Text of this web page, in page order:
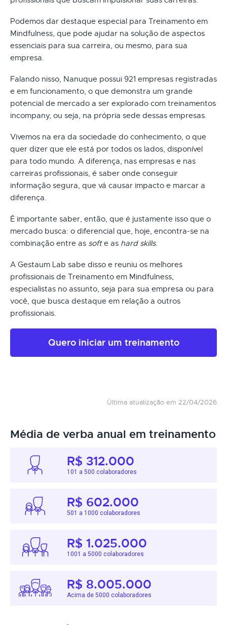
Podemos dar destaque especial para Treinamento em
Mindfulness, que pode ajudar na solução de aspectos
essenciais para sua carreira, ou mesmo, para sua
empresa.
Falando nisso, Nanuque possui 921 empresas registradas
e em funcionamento, o que demonstra um grande
potencial de mercado a ser explorado com treinamentos
incompany, ou seja, na própria sede dessas empresas.
Vivemos na era da sociedade do conhecimento, o que
quer dizer que ele está por todos os lados, disponível
para todo mundo. A diferença, nas empresas e nas
carreiras profissionais, é saber onde conseguir
informação segura, que vá causar impacto e marcar a
diferença.
É importante saber, então, que é justamente isso que o
mercado busca: o diferencial que, hoje, encontra-se na
combinação entre as softe as hard skills.
A Gestaum Lab sabe disso e reuniu os melhores
profissionais de Treinamento em Mindfulness,
especialistas no assunto, seja para sua empresa ou para
você, que busca destaque em relação a outros
profissionais.
Quero iniciar um treinamento
Última atualização em 22/04/2026
Média de verba anual em treinamento
R$ 312.000
101 a 500 colaboradores
R$ 602.000
501 a 1000 colaboradores
R$ 1.025.000
1001 a 5000 colaboradores
R$ 8.005.000
Acima de 5000 colaboradores